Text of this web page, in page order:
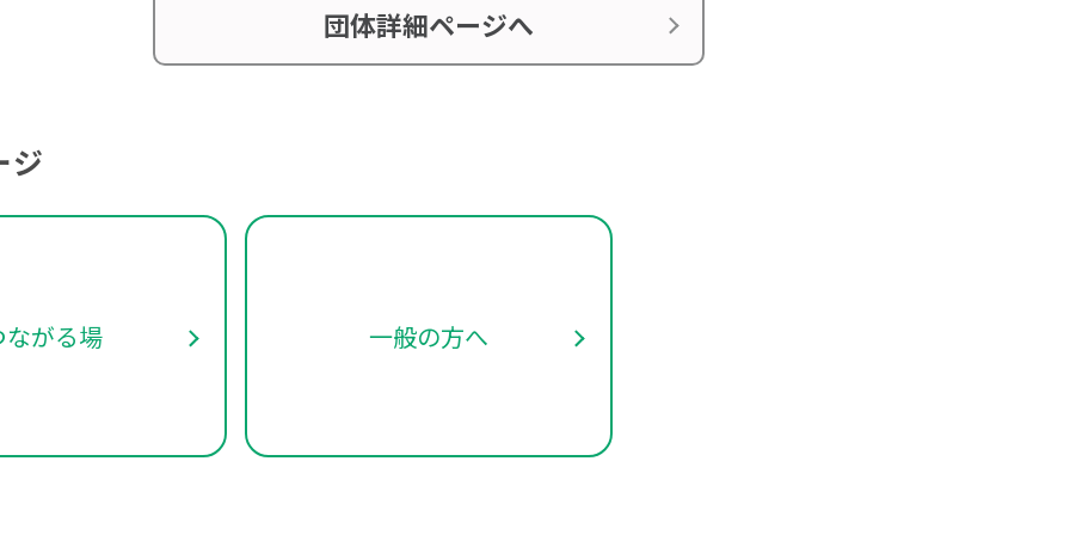
団体詳細ページへ
ジ
ながる場 一般の方へ